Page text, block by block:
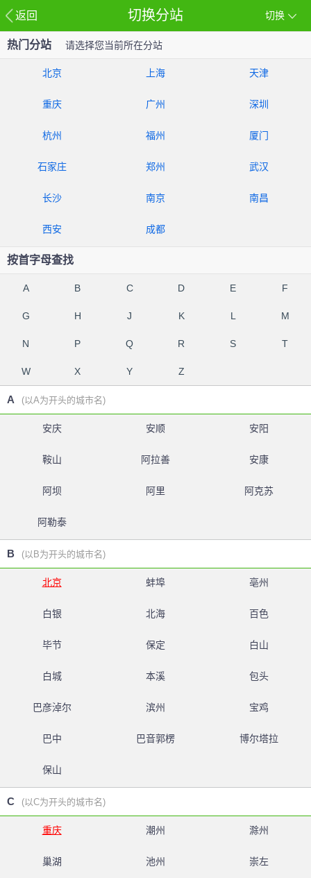
返回 切换
切换分站
热门分站 请选择您当前所在分站
北京 上海 天津
重庆 广州 深圳
杭州 福州 厦门
石家庄 郑州 武汉
长沙 南京 南昌
西安 成都
按首字母查找
A B C D E F
G H J K L M
N P Q R S T
W X Y Z
A (以A为开头的城市名)
安庆 安顺 安阳
鞍山 阿拉善 安康
阿坝 阿里 阿克苏
阿勒泰
B (以B为开头的城市名)
北京 蚌埠 亳州
白银 北海 百色
毕节 保定 白山
白城 本溪 包头
巴彦淖尔 滨州 宝鸡
巴中 巴音郭楞 博尔塔拉
保山
C (以C为开头的城市名)
重庆 潮州 滁州
巢湖 池州 崇左